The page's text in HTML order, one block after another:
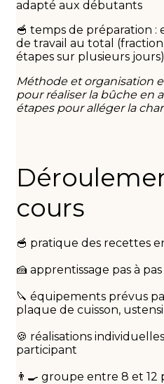
adapté aux débutants
🥣 temps de préparation :
de travail au total
étapes sur plusieurs jours)
Méthode et organisation
pour réaliser la bûche en
étapes pour alléger la
cours
🥣 pratique des recettes
🍰 apprentissage pas à pas
🔪 équipements prévus
plaque de cuisson,
🍪 réalisations
participant
👨‍🍳 groupe entre 8 et 12